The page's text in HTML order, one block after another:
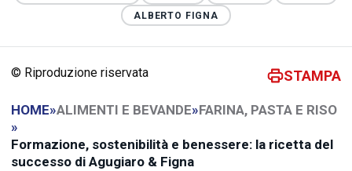
ALBERTO FIGNA
© Riproduzione riservata STAMPA
HOME»ALIMENTI E BEVANDE»FARINA, PASTA E RISO
»
Formazione, sostenibilità e benessere: la ricetta del
successo di Agugiaro & Figna